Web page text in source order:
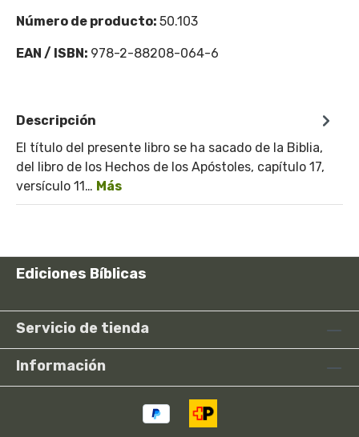
Número de producto: 50.103
EAN / ISBN: 978-2-88208-064-6
Descripción
El título del presente libro se ha sacado de la Biblia,
del libro de los Hechos de los Apóstoles, capítulo 17,
versículo 11… Más
Ediciones Bíblicas
Servicio de tienda
Información